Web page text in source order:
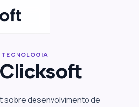
TECNOLOGIA
Clicksoft
sobre desenvolvimento de